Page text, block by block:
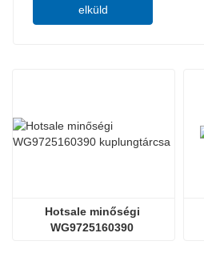
elküld
Hotsale minőségi
WG9725160390